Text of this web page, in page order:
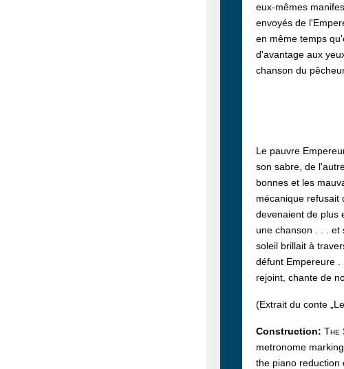
eux-mêmes
envoyés de
en même temps
d'avantage aux
chanson du
Le pauvre
son sabre, de
bonnes et les
mécanique refusait
devenaient de plus
une chanson . . . et
soleil brillait à
défunt Empereure .
rejoint, chante de
(Extrait du conte
Construction: The
metronome
the piano reduction